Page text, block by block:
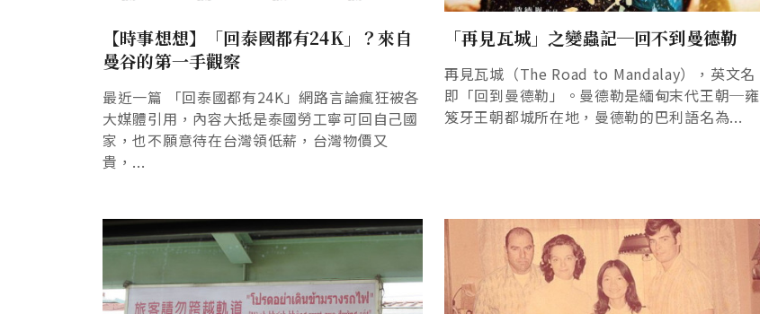
【時事想想】「回泰國都有24K」？來自
曼谷的第一手觀察
最近一篇 「回泰國都有24K」網路言論瘋狂被各
大媒體引用，內容大抵是泰國勞工寧可回自己國
家，也不願意待在台灣領低薪，台灣物價又
貴，...
「再見瓦城」之變蟲記─回不到曼德勒
再見瓦城（The Road to Mandalay），英文名
即「回到曼德勒」。曼德勒是緬甸末代王朝─雍
笈牙王朝都城所在地，曼德勒的巴利語名為...